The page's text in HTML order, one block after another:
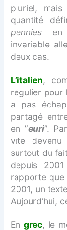
pluriel,
quantité
pennies en
invariable
deux cas.
L’italien,
régulier pour
a pas
partagé
en ”euri”.
vite
surtout du
depuis
rapporte que
2001, un
Aujourd’hui,
Engrec, le